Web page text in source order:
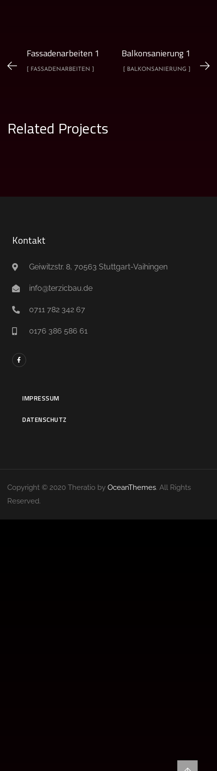
Fassadenarbeiten 1
[ FASSADENARBEITEN ]
Balkonsanierung 1
[ BALKONSANIERUNG ]
Related Projects
Fassadenarbeiten 1
Kontakt
Geiwitzstr. 8, 70563 Stuttgart-Vaihingen
info@terzicbau.de
0711 782 342 67
0176 386 586 61
IMPRESSUM
DATENSCHUTZ
Copyright © 2020 Theratio by OceanThemes. All Rights
Reserved.